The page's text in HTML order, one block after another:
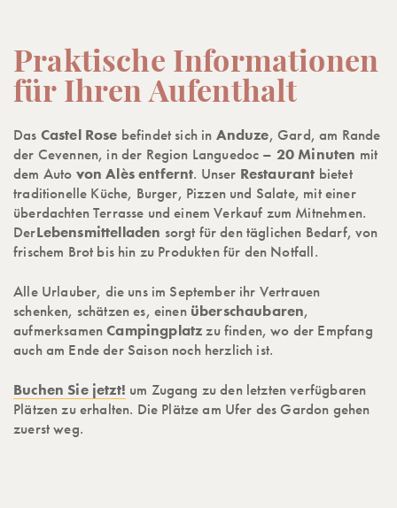
Praktische Informationen
für Ihren Aufenthalt
Das Castel Rose befindet sich in Anduze, Gard, am Rande
der Cevennen, in der Region Languedoc – 20 Minuten mit
dem Auto von Alès entfernt. Unser Restaurant bietet
traditionelle Küche, Burger, Pizzen und Salate, mit einer
überdachten Terrasse und einem Verkauf zum Mitnehmen.
DerLebensmittelladen sorgt für den täglichen Bedarf, von
frischem Brot bis hin zu Produkten für den Notfall.
Alle Urlauber, die uns im September ihr Vertrauen
schenken, schätzen es, einen überschaubaren,
aufmerksamenCampingplatzzu finden, wo der Empfang
auch am Ende der Saison noch herzlich ist.
Buchen Sie jetzt! um Zugang zu den letzten verfügbaren
Plätzen zu erhalten. Die Plätze am Ufer des Gardon gehen
zuerst weg.